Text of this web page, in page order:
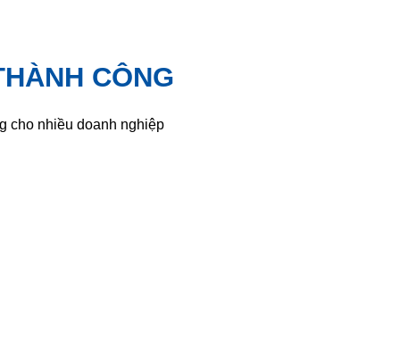
CÔNG
cho nhiều doanh nghiệp